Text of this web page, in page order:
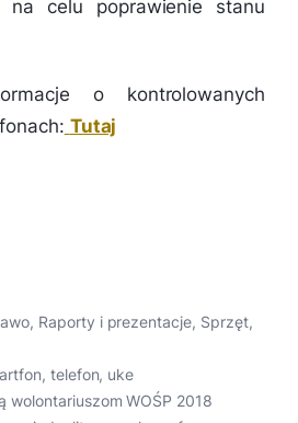
na celu poprawienie stanu
o kontrolowanych
Tutaj
, Raporty i prezentacje, Sprzęt,
, telefon, uke
wolontariuszom WOŚP 2018